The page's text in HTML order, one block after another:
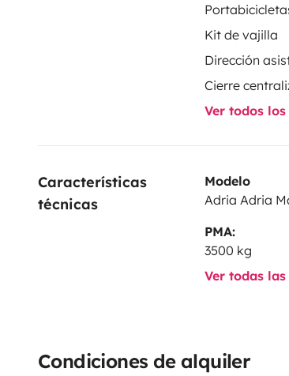
Kit de vajilla
Dirección
Cierre
Ver todos
Características
técnicas
Modelo
Adria Adria
PMA:
3500 kg
Ver todas
Condiciones de alquiler